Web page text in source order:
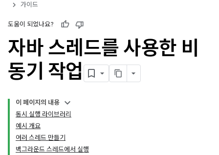
가이드
도움이 되었나요?
자바 스레드를 사용한 비
동기 작업
이 페이지의 내용
동시 실행 라이브러리
예시 개요
여러 스레드 만들기
백그라운드 스레드에서 실행